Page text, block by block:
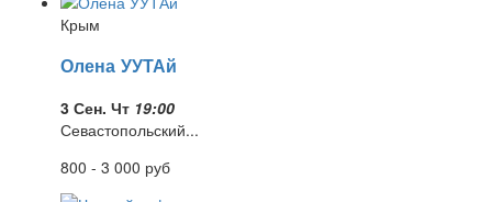
Крым
Олена УУТАй
3 Сен. Чт 19:00
Севастопольский...
800 - 3 000 руб